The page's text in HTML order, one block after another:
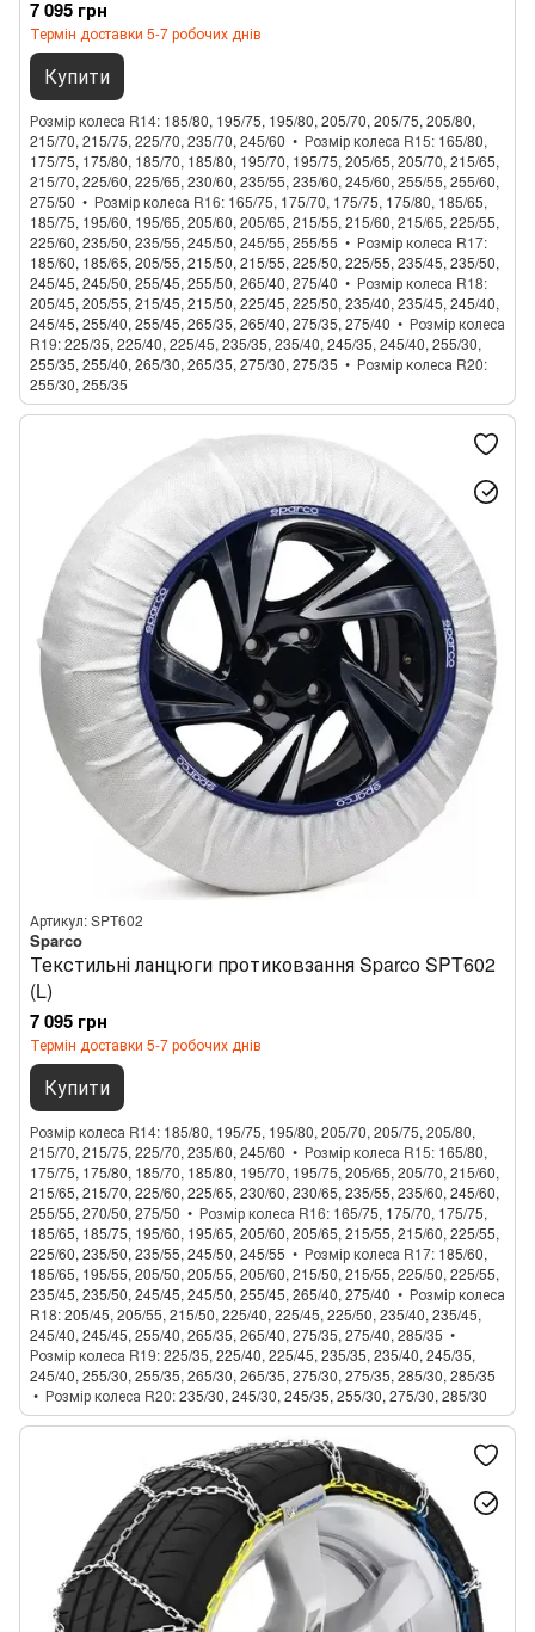
7 095 грн
Термін доставки 5-7 робочих днів
Купити
Розмір колеса R14 185/80, 195/75, 195/80, 205/70, 205/75, 205/80,
215/70, 215/75, 225/70, 235/70, 245/60
Розмір колеса R15 165/80,
175/75, 175/80, 185/70, 185/80, 195/70, 195/75, 205/65, 205/70, 215/65,
215/70, 225/60, 225/65, 230/60, 235/55, 235/60, 245/60, 255/55, 255/60,
275/50
Розмір колеса R16 165/75, 175/70, 175/75, 175/80, 185/65,
185/75, 195/60, 195/65, 205/60, 205/65, 215/55, 215/60, 215/65, 225/55,
225/60, 235/50, 235/55, 245/50, 245/55, 255/55
Розмір колеса R17
185/60, 185/65, 205/55, 215/50, 215/55, 225/50, 225/55, 235/45, 235/50,
245/45, 245/50, 255/45, 255/50, 265/40, 275/40
Розмір колеса R18
205/45, 205/55, 215/45, 215/50, 225/45, 225/50, 235/40, 235/45, 245/40,
245/45, 255/40, 255/45, 265/35, 265/40, 275/35, 275/40
Розмір колеса
R19 225/35, 225/40, 225/45, 235/35, 235/40, 245/35, 245/40, 255/30,
255/35, 255/40, 265/30, 265/35, 275/30, 275/35
Розмір колеса R20
255/30, 255/35
Артикул: SPT602
Sparco
Текстильні ланцюги протиковзання Sparco SPT602
(L)
7 095 грн
Термін доставки 5-7 робочих днів
Купити
Розмір колеса R14 185/80, 195/75, 195/80, 205/70, 205/75, 205/80,
215/70, 215/75, 225/70, 235/60, 245/60
Розмір колеса R15 165/80,
175/75, 175/80, 185/70, 185/80, 195/70, 195/75, 205/65, 205/70, 215/60,
215/65, 215/70, 225/60, 225/65, 230/60, 230/65, 235/55, 235/60, 245/60,
255/55, 270/50, 275/50
Розмір колеса R16 165/75, 175/70, 175/75,
185/65, 185/75, 195/60, 195/65, 205/60, 205/65, 215/55, 215/60, 225/55,
225/60, 235/50, 235/55, 245/50, 245/55
Розмір колеса R17 185/60,
185/65, 195/55, 205/50, 205/55, 205/60, 215/50, 215/55, 225/50, 225/55,
235/45, 235/50, 245/45, 245/50, 255/45, 265/40, 275/40
Розмір колеса
R18 205/45, 205/55, 215/50, 225/40, 225/45, 225/50, 235/40, 235/45,
245/40, 245/45, 255/40, 265/35, 265/40, 275/35, 275/40, 285/35
Розмір колеса R19 225/35, 225/40, 225/45, 235/35, 235/40, 245/35,
245/40, 255/30, 255/35, 265/30, 265/35, 275/30, 275/35, 285/30, 285/35
Розмір колеса R20 235/30, 245/30, 245/35, 255/30, 275/30, 285/30